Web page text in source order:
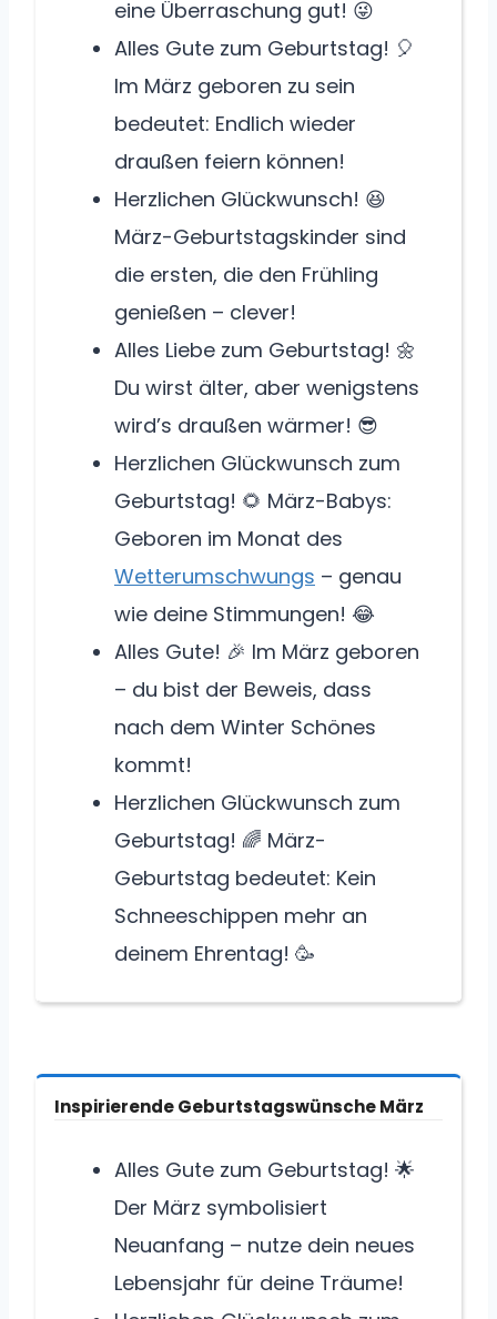
eine Überraschung gut! 😜
Alles Gute zum Geburtstag! 🎈
Im März geboren zu sein
bedeutet: Endlich wieder
draußen feiern können!
Herzlichen Glückwunsch! 😆
März-Geburtstagskinder sind
die ersten, die den Frühling
genießen – clever!
Alles Liebe zum Geburtstag! 🌼
Du wirst älter, aber wenigstens
wird’s draußen wärmer! 😎
Herzlichen Glückwunsch zum
Geburtstag! 🌻 März-Babys:
Geboren im Monat des
Wetterumschwungs – genau
wie deine Stimmungen! 😂
Alles Gute! 🎉 Im März geboren
– du bist der Beweis, dass
nach dem Winter Schönes
kommt!
Herzlichen Glückwunsch zum
Geburtstag! 🌈 März-
Geburtstag bedeutet: Kein
Schneeschippen mehr an
deinem Ehrentag! 🥳
Inspirierende Geburtstagswünsche März
Alles Gute zum Geburtstag! 🌟
Der März symbolisiert
Neuanfang – nutze dein neues
Lebensjahr für deine Träume!